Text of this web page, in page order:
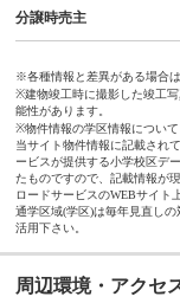
分譲時売主
※各種情報と差異がある場合
※建物竣工時に撮影した竣工
能性があります。
※物件情報の学区情報について
当サイト物件情報に記載され
ービスが提供する小学校区デ
たものですので、記載情報が
ロードサービスのWEBサイト
通学区域(学区)は毎年見直し
活用下さい。
周辺環境・アクセ